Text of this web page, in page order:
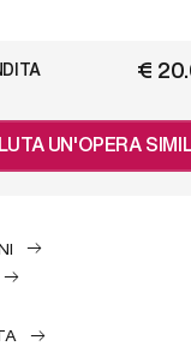
€
UN'OPERA